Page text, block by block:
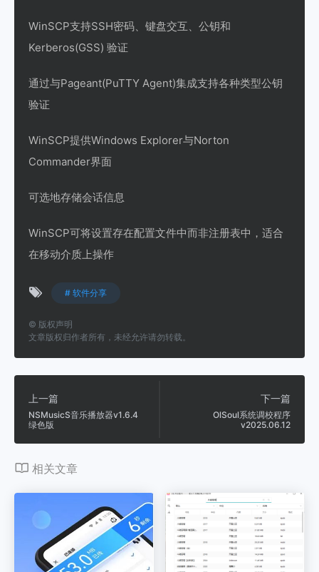
WinSCP支持SSH密码、键盘交互、公钥和
Kerberos(GSS) 验证
通过与Pageant(PuTTY Agent)集成支持各种类型公钥
验证
WinSCP提供Windows Explorer与Norton
Commander界面
可选地存储会话信息
WinSCP可将设置存在配置文件中而非注册表中，适合
在移动介质上操作
# 软件分享
© 版权声明
文章版权归作者所有，未经允许请勿转载。
上一篇
NSMusicS音乐播放器v1.6.4
绿色版
下一篇
OlSoul系统调校程序
v2025.06.12
相关文章